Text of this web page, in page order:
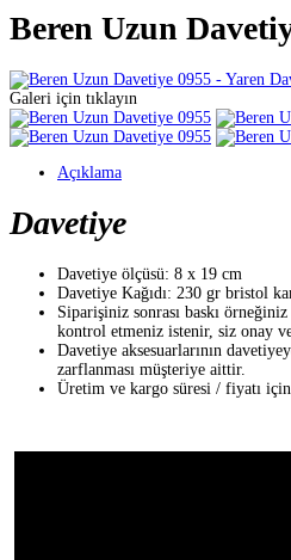
Beren Uzun
Galeri için tıklayın
Açıklama
Davetiye
Davetiye ölçüsü: 8 x 19 cm
Davetiye Kağıdı: 230 gr bristol
Siparişiniz sonrası baskı
kontrol etmeniz istenir, siz onay
Davetiye aksesuarlarının
zarflanması müşteriye aittir.
Üretim ve kargo süresi / fiyatı için